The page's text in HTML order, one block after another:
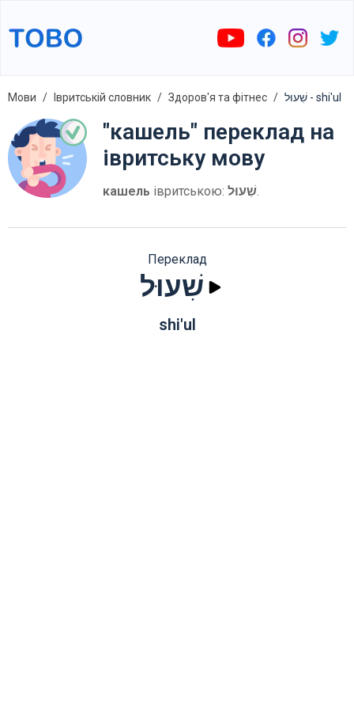
Мови Івритській словник Здоров'я та фітнес שִׁעוּל - shi'ul
"кашель" переклад на
івритську мову
кашель івритською: שִׁעוּל.
Переклад
שִׁעוּל
shi'ul